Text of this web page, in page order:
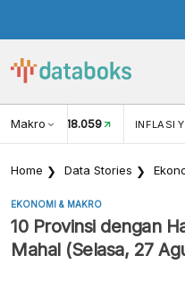
Makro
USD/IDR 18.059 INFLASI
Home Data Stories
EKONOMI & MAKRO
10 Provinsi dengan
Mahal (Selasa, 27